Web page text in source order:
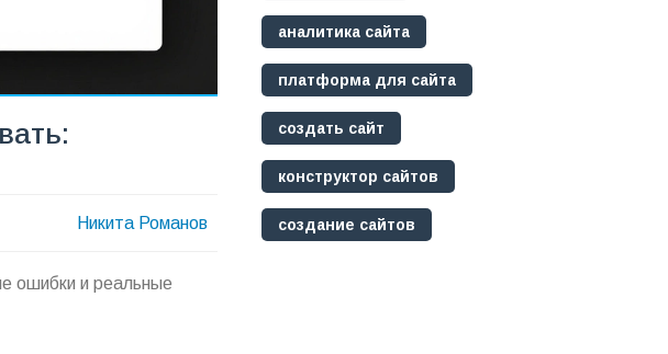
Никита Романов
ошибки и реальные
аналитика сайта
платформа для сайта
создать сайт
конструктор сайтов
создание сайтов